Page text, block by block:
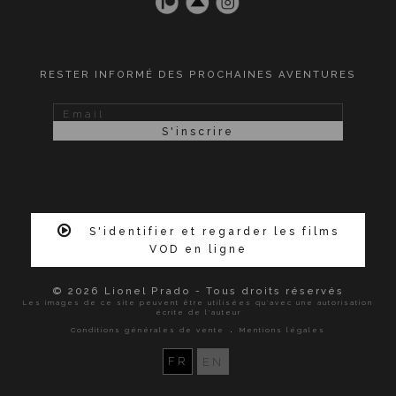
RESTER INFORMÉ DES PROCHAINES AVENTURES
S'identifier et regarder les films
VOD en ligne
© 2026 Lionel Prado - Tous droits réservés
Les images de ce site peuvent être utilisées qu'avec une autorisation
écrite de l'auteur
Conditions générales de vente
Mentions légales
FR EN